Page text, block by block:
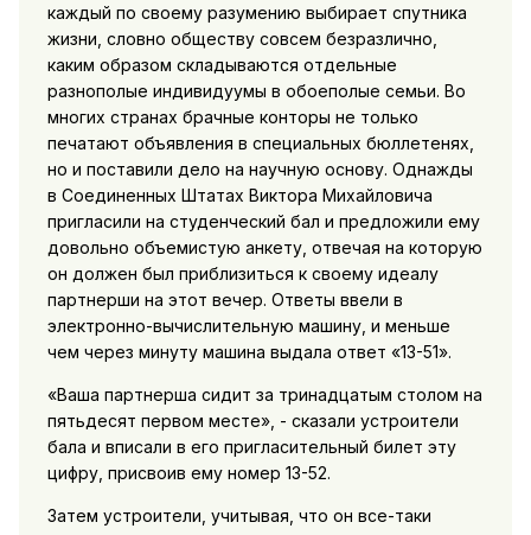
каждый по своему разумению выбирает спутника
жизни, словно обществу совсем безразлично,
каким образом складываются отдельные
разнополые индивидуумы в обоеполые семьи. Во
многих странах брачные конторы не только
печатают объявления в специальных бюллетенях,
но и поставили дело на научную основу. Однажды
в Соединенных Штатах Виктора Михайловича
пригласили на студенческий бал и предложили ему
довольно объемистую анкету, отвечая на которую
он должен был приблизиться к своему идеалу
партнерши на этот вечер. Ответы ввели в
электронно-вычислительную машину, и меньше
чем через минуту машина выдала ответ «13-51».
«Ваша партнерша сидит за тринадцатым столом на
пятьдесят первом месте», - сказали устроители
бала и вписали в его пригласительный билет эту
цифру, присвоив ему номер 13-52.
Затем устроители, учитывая, что он все-таки